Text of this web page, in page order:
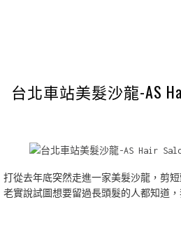
台北車站美髮沙龍-AS
打從去年底突然走進一家美髮沙龍，剪
老實說試圖想要留過長頭髮的人都知道